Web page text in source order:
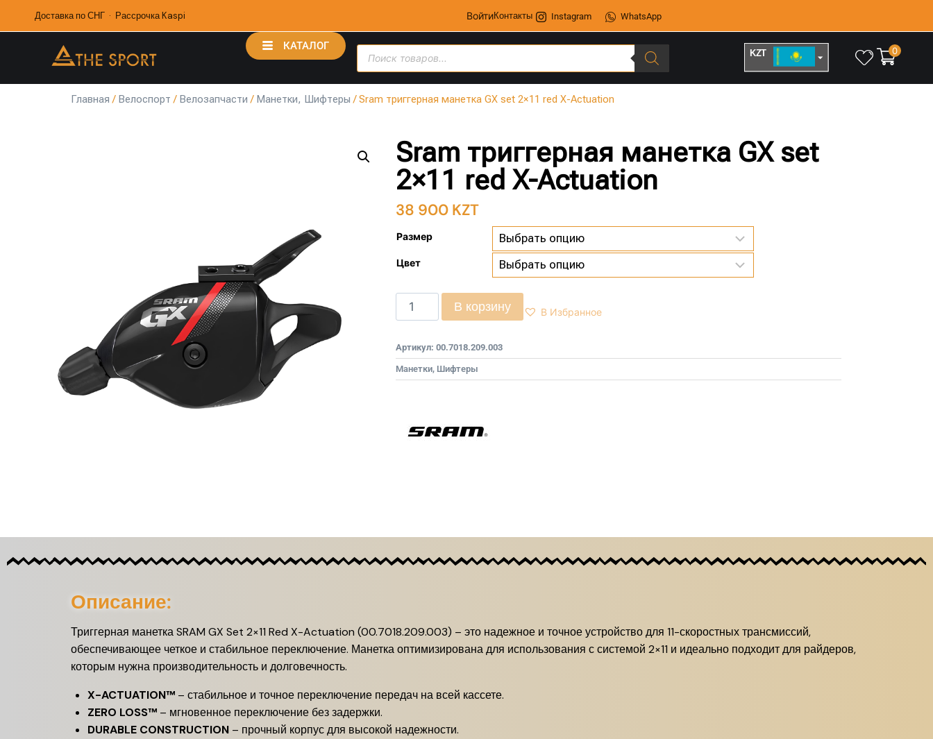
Доставка по СНГ · Рассрочка Kaspi ВойтиКонтакты Instagram WhatsApp
КАТАЛОГ
KZT 0
Главная / Велоспорт / Велозапчасти / Манетки, Шифтеры / Sram триггерная манетка GX set 2×11 red X-Actuation
Sram триггерная манетка GX set
2×11 red X-Actuation
38 900 KZT
Размер
Цвет
В корзину В Избранное
Артикул: 00.7018.209.003
Манетки, Шифтеры
Описание:
Триггерная манетка SRAM GX Set 2×11 Red X-Actuation (00.7018.209.003) – это надежное и точное устройство для 11-скоростных трансмиссий,
обеспечивающее четкое и стабильное переключение. Манетка оптимизирована для использования с системой 2×11 и идеально подходит для райдеров,
которым нужна производительность и долговечность.
X-ACTUATION™ – стабильное и точное переключение передач на всей кассете.
ZERO LOSS™ – мгновенное переключение без задержки.
DURABLE CONSTRUCTION – прочный корпус для высокой надежности.